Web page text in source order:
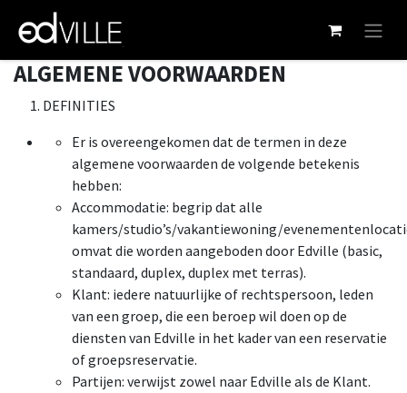
Ir al contenido
ALGEMENE VOORWAARDEN
DEFINITIES
Er is overeengekomen dat de termen in deze
algemene voorwaarden de volgende betekenis
hebben:
Accommodatie: begrip dat alle
kamers/studio’s/vakantiewoning/
omvat die worden aangeboden door Edville (basic,
standaard, duplex, duplex met terras).
Klant: iedere natuurlijke of rechtspersoon, leden
van een groep, die een beroep wil doen op de
diensten van Edville in het kader van een reservatie
of groepsreservatie.
Partijen: verwijst zowel naar Edville als de Klant.